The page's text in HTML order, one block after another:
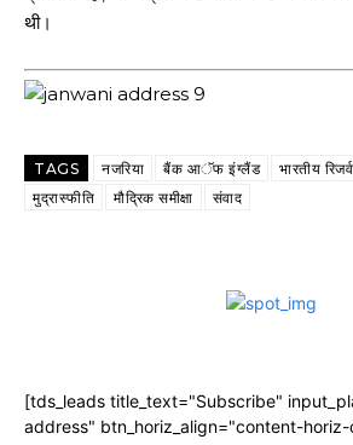
थी।
TAGS नजरिया बैंक आॅफ इंग्लैंड भारतीय
मुद्रास्फीति
मौद्रिक समीक्षा संवाद
[tds_leads title_text="Subscribe"
address" btn_horiz_align="content-